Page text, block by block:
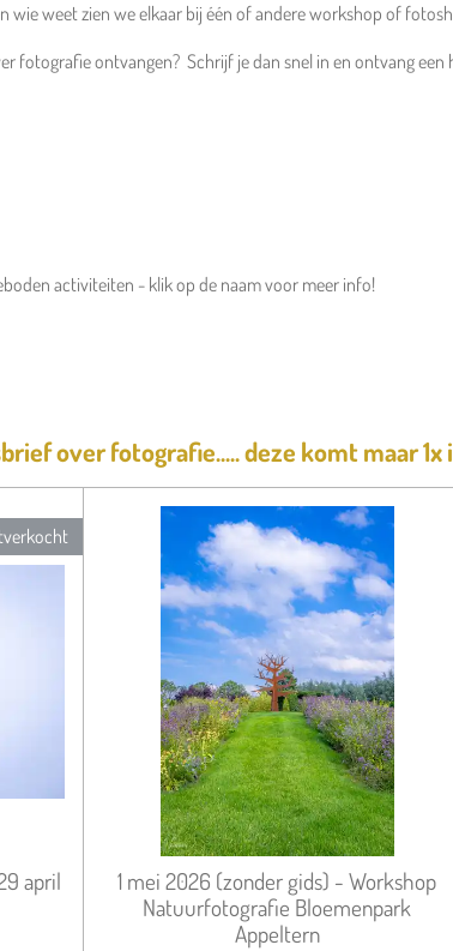
wie weet zien we elkaar bij één of andere workshop of
fotografie ontvangen? Schrijf je dan snel in en ontvang
activiteiten - klik op de naam voor meer info!
over fotografie..... deze komt maar 1x
april
1 mei 2026 (zonder gids) - Workshop
Natuurfotografie Bloemenpark
Appeltern